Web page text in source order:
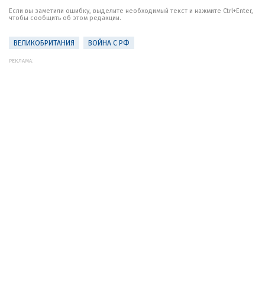
Если вы заметили ошибку, выделите необходимый текст и нажмите Ctrl+Enter,
чтобы сообщить об этом редакции.
ВЕЛИКОБРИТАНИЯ ВОЙНА С РФ
РЕКЛАМА: